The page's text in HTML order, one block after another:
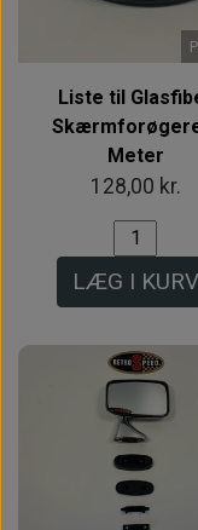
Liste til
Meter
128,00 kr.
LÆG I KURV